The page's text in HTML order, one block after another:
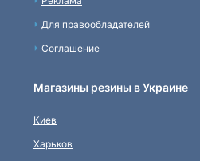
Для правообладателей
Соглашение
Магазины резины в Украине
Киев
Харьков